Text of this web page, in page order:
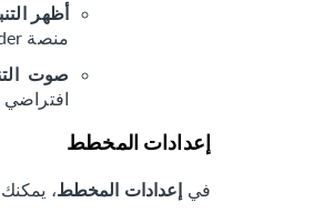
أظهر
منصة TickTrader لسطح المكتب.
صوت
إعدادات المخطط
في إعدادات المخطط،